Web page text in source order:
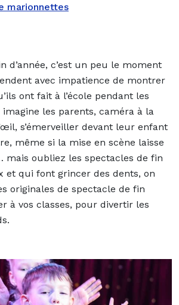
marionnettes
d’année, c’est un peu le moment
avec impatience de montrer
ont fait à l’école pendant les
les parents, caméra à la
s’émerveiller devant leur enfant
même si la mise en scène laisse
mais oubliez les spectacles de fin
et qui font grincer des dents, on
originales de spectacle de fin
à vos classes, pour divertir les